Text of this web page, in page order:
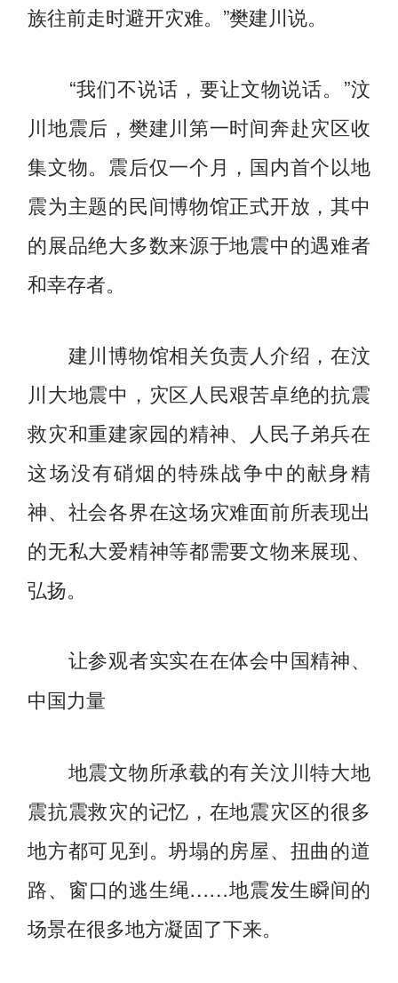
族往前走时避开灾难。”樊建川说。
“我们不说话，要让文物说话。”汶
川地震后，樊建川第一时间奔赴灾区收
集文物。震后仅一个月，国内首个以地
震为主题的民间博物馆正式开放，其中
的展品绝大多数来源于地震中的遇难者
和幸存者。
建川博物馆相关负责人介绍，在汶
川大地震中，灾区人民艰苦卓绝的抗震
救灾和重建家园的精神、人民子弟兵在
这场没有硝烟的特殊战争中的献身精
神、社会各界在这场灾难面前所表现出
的无私大爱精神等都需要文物来展现、
弘扬。
让参观者实实在在体会中国精神、
中国力量
地震文物所承载的有关汶川特大地
震抗震救灾的记忆，在地震灾区的很多
地方都可见到。坍塌的房屋、扭曲的道
路、窗口的逃生绳……地震发生瞬间的
场景在很多地方凝固了下来。